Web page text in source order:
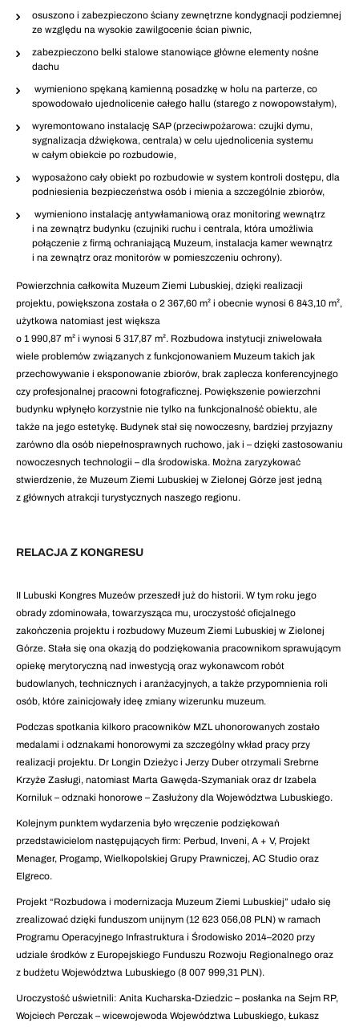
osuszono i zabezpieczono ściany zewnętrzne kondygnacji podziemnej
ze względu na wysokie zawilgocenie ścian piwnic,
zabezpieczono belki stalowe stanowiące główne elementy nośne
dachu
wymieniono spękaną kamienną posadzkę w holu na parterze, co
spowodowało ujednolicenie całego hallu (starego z nowopowstałym),
wyremontowano instalację SAP (przeciwpożarowa: czujki dymu,
sygnalizacja dźwiękowa, centrala) w celu ujednolicenia systemu
w całym obiekcie po rozbudowie,
wyposażono cały obiekt po rozbudowie w system kontroli dostępu, dla
podniesienia bezpieczeństwa osób i mienia a szczególnie zbiorów,
wymieniono instalację antywłamaniową oraz monitoring wewnątrz
i na zewnątrz budynku (czujniki ruchu i centrala, która umożliwia
połączenie z firmą ochraniającą Muzeum, instalacja kamer wewnątrz
i na zewnątrz oraz monitorów w pomieszczeniu ochrony).
Powierzchnia całkowita Muzeum Ziemi Lubuskiej, dzięki realizacji
projektu, powiększona została o 2 367,60 m² i obecnie wynosi 6 843,10 m²,
użytkowa natomiast jest większa
o 1 990,87 m² i wynosi 5 317,87 m². Rozbudowa instytucji zniwelowała
wiele problemów związanych z funkcjonowaniem Muzeum takich jak
przechowywanie i eksponowanie zbiorów, brak zaplecza konferencyjnego
czy profesjonalnej pracowni fotograficznej. Powiększenie powierzchni
budynku wpłynęło korzystnie nie tylko na funkcjonalność obiektu, ale
także na jego estetykę. Budynek stał się nowoczesny, bardziej przyjazny
zarówno dla osób niepełnosprawnych ruchowo, jak i – dzięki zastosowaniu
nowoczesnych technologii – dla środowiska. Można zaryzykować
stwierdzenie, że Muzeum Ziemi Lubuskiej w Zielonej Górze jest jedną
z głównych atrakcji turystycznych naszego regionu.
RELACJA Z KONGRESU
II Lubuski Kongres Muzeów przeszedł już do historii. W tym roku jego
obrady zdominowała, towarzysząca mu, uroczystość oficjalnego
zakończenia projektu i rozbudowy Muzeum Ziemi Lubuskiej w Zielonej
Górze. Stała się ona okazją do podziękowania pracownikom sprawującym
opiekę merytoryczną nad inwestycją oraz wykonawcom robót
budowlanych, technicznych i aranżacyjnych, a także przypomnienia roli
osób, które zainicjowały ideę zmiany wizerunku muzeum.
Podczas spotkania kilkoro pracowników MZL uhonorowanych zostało
medalami i odznakami honorowymi za szczególny wkład pracy przy
realizacji projektu. Dr Longin Dzieżyc i Jerzy Duber otrzymali Srebrne
Krzyże Zasługi, natomiast Marta Gawęda-Szymaniak oraz dr Izabela
Korniluk – odznaki honorowe – Zasłużony dla Województwa Lubuskiego.
Kolejnym punktem wydarzenia było wręczenie podziękowań
przedstawicielom następujących firm: Perbud, Inveni, A + V, Projekt
Menager, Progamp, Wielkopolskiej Grupy Prawniczej, AC Studio oraz
Elgreco.
Projekt “Rozbudowa i modernizacja Muzeum Ziemi Lubuskiej” udało się
zrealizować dzięki funduszom unijnym (12 623 056,08 PLN) w ramach
Programu Operacyjnego Infrastruktura i Środowisko 2014–2020 przy
udziale środków z Europejskiego Funduszu Rozwoju Regionalnego oraz
z budżetu Województwa Lubuskiego (8 007 999,31 PLN).
Uroczystość uświetnili: Anita Kucharska-Dziedzic – posłanka na Sejm RP,
Wojciech Perczak – wicewojewoda Województwa Lubuskiego, Łukasz